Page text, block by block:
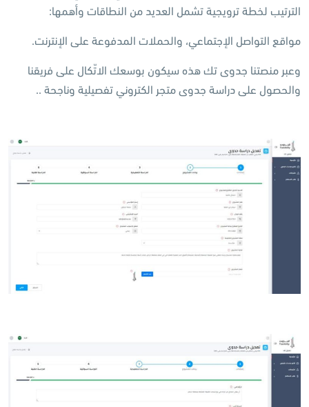
الترتيب لخطة ترويجية تشمل العديد من النطاقات وأهمها:
مواقع التواصل الإجتماعي، والحملات المدفوعة على الإنترنت.
وعبر منصتنا جدوى تك هذه سيكون بوسعك الاتّكال على فريقنا
والحصول على دراسة جدوى متجر الكتروني تفصيلية وناجحة ..